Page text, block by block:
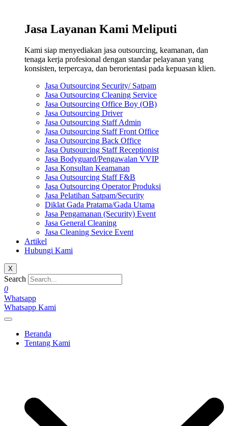
Jasa Layanan Kami Meliputi
Kami siap menyediakan jasa outsourcing, keamanan, dan
tenaga kerja profesional dengan standar pelayanan yang
konsisten, terpercaya, dan berorientasi pada kepuasan klien.
Jasa Outsourcing Security/ Satpam
Jasa Outsourcing Cleaning Service
Jasa Outsourcing Office Boy (OB)
Jasa Outsourcing Driver
Jasa Outsourcing Staff Admin
Jasa Outsourcing Staff Front Office
Jasa Outsourcing Back Office
Jasa Outsourcing Staff Receptionist
Jasa Bodyguard/Pengawalan VVIP
Jasa Konsultan Keamanan
Jasa Outsourcing Staff F&B
Jasa Outsourcing Operator Produksi
Jasa Pelatihan Satpam/Security
Diklat Gada Pratama/Gada Utama
Jasa Pengamanan (Security) Event
Jasa General Cleaning
Jasa Cleaning Sevice Event
Artikel
Hubungi Kami
X
Search
0
Whatsapp
Whatsapp Kami
Beranda
Tentang Kami